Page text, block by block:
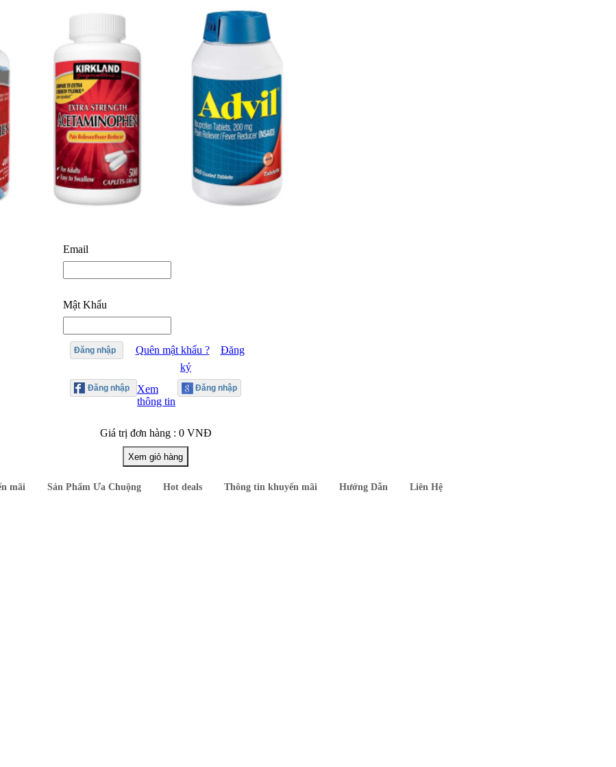
Email
Mật Khẩu
Đăng nhập Quên mật khẩu ?
Đăng
ký
Xem
thông tin
Giá trị đơn hàng : 0 VNĐ
mãi Sản Phẩm Ưa Chuộng Hot deals Thông tin khuyến mãi Hướng Dẫn Liên Hệ